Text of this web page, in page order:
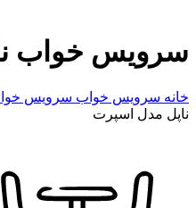
سرویس خواب
خانه سرویس خواب سرویس
ناپل مدل اسپرت